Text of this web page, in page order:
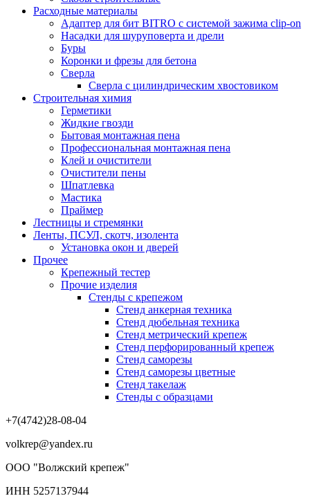
Расходные материалы
Адаптер для бит BITRO с системой зажима clip-on
Насадки для шуруповерта и дрели
Буры
Коронки и фрезы для бетона
Сверла
Сверла с цилиндрическим хвостовиком
Строительная химия
Герметики
Жидкие гвозди
Бытовая монтажная пена
Профессиональная монтажная пена
Клей и очистители
Очистители пены
Шпатлевка
Мастика
Праймер
Лестницы и стремянки
Ленты, ПСУЛ, скотч, изолента
Установка окон и дверей
Прочее
Крепежный тестер
Прочие изделия
Стенды с крепежом
Стенд анкерная техника
Стенд дюбельная техника
Стенд метрический крепеж
Стенд перфорированный крепеж
Стенд саморезы
Стенд саморезы цветные
Стенд такелаж
Стенды с образцами
+7(4742)28-08-04
volkrep@yandex.ru
ООО "Волжский крепеж"
ИНН 5257137944